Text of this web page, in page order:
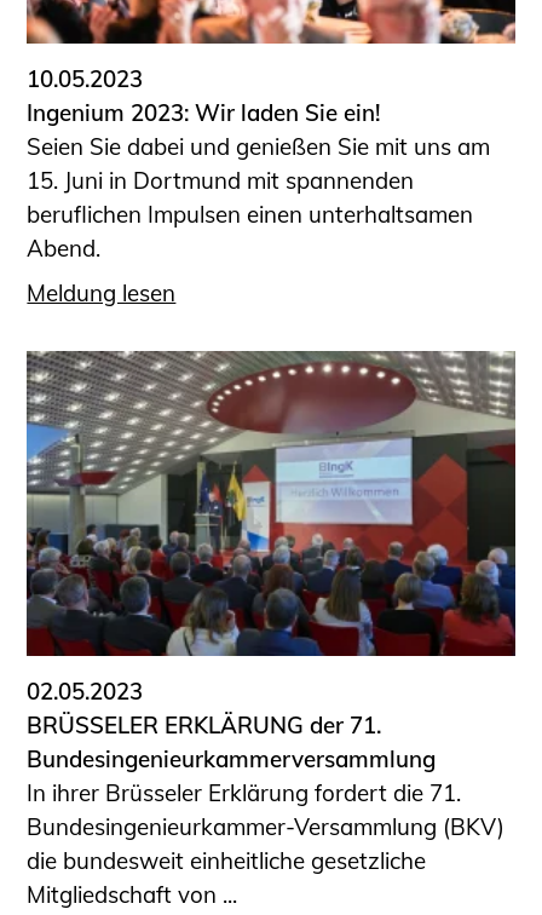
10.05.2023
Ingenium 2023: Wir laden Sie ein!
Seien Sie dabei und genießen Sie mit uns am
15. Juni in Dortmund mit spannenden
beruflichen Impulsen einen unterhaltsamen
Abend.
Meldung lesen
02.05.2023
BRÜSSELER ERKLÄRUNG der 71.
Bundesingenieurkammerversammlung
In ihrer Brüsseler Erklärung fordert die 71.
Bundesingenieurkammer-Versammlung (BKV)
die bundesweit einheitliche gesetzliche
Mitgliedschaft von ...